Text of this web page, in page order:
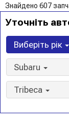
Знайдено 607
Уточніть
Виберіть рік
Subaru
Tribeca